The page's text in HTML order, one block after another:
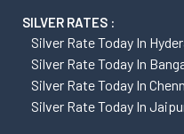
SILVER RATES :
Silver Rate Today In
Silver Rate Today In
Silver Rate Today In
Silver Rate Today In